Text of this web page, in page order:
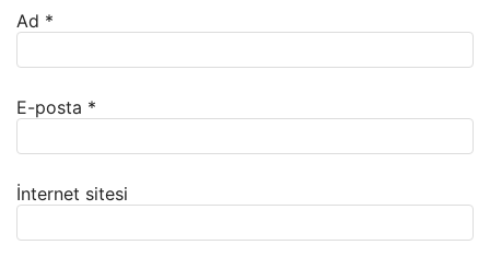
Ad *
E-posta *
İnternet sitesi